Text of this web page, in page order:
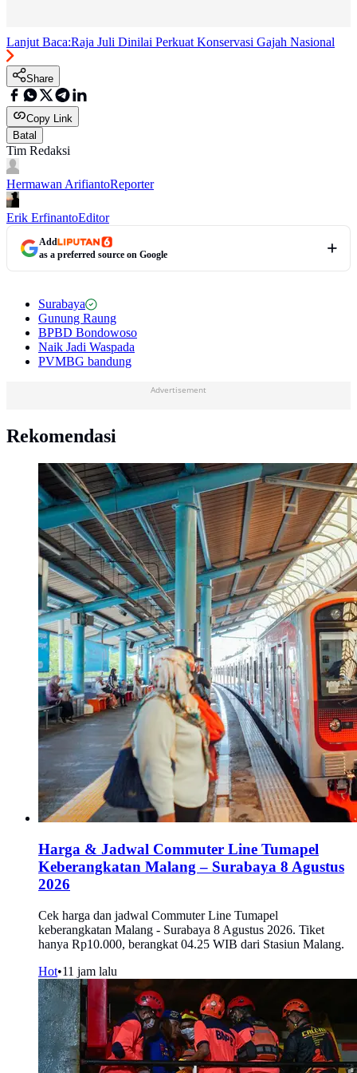
Lanjut Baca:Raja Juli Dinilai Perkuat Konservasi Gajah Nasional
Share
Copy Link
Batal
Tim Redaksi
Hermawan ArifiantoReporter
Erik ErfinantoEditor
Add
as a preferred source on Google
Surabaya
Gunung Raung
BPBD Bondowoso
Naik Jadi Waspada
PVMBG bandung
Advertisement
Rekomendasi
Harga & Jadwal Commuter Line Tumapel
Keberangkatan Malang – Surabaya 8 Agustus
2026
Cek harga dan jadwal Commuter Line Tumapel
keberangkatan Malang - Surabaya 8 Agustus 2026. Tiket
hanya Rp10.000, berangkat 04.25 WIB dari Stasiun Malang.
Hot•11 jam lalu